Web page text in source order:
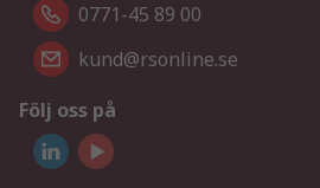
0771-45 89 00
kund@rsonline.se
Följ oss på